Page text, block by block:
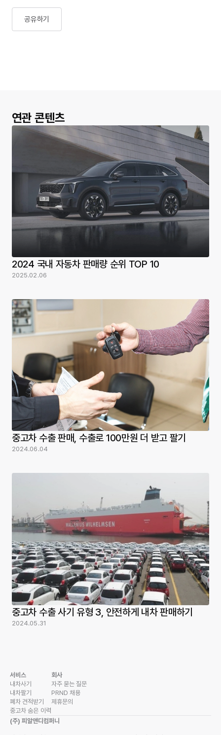
공유하기
연관 콘텐츠
2024 국내 자동차 판매량 순위 TOP 10
2025.02.06
중고차 수출 판매, 수출로 100만원 더 받고 팔기
2024.06.04
중고차 수출 사기 유형 3, 안전하게 내차 판매하기
2024.05.31
서비스
내차사기
내차팔기
폐차 견적받기
중고차 숨은 이력
회사
자주 묻는 질문
PRND 채용
제휴문의
(주) 피알앤디컴퍼니